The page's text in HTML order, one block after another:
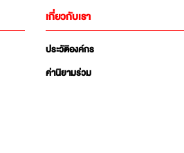
เกี่ยวกับเรา
ประวัติองค์กร
ค่านิยามร่วม